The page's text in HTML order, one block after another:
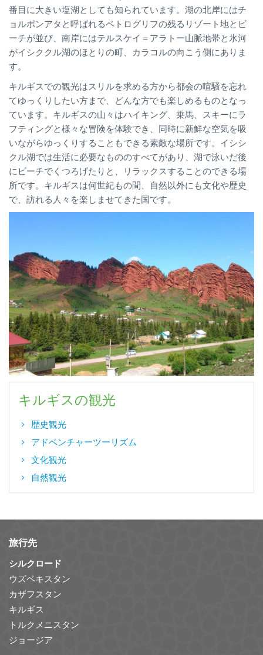
番目に大きい塩湖としても知られています。湖の北岸にはチ
ョルポンアタと呼ばれるペトログリフの残るリゾート地とビ
ーチが並び、南岸にはテルスケイ＝アラトー山脈地帯と氷河
がイシククル湖のほとりの町、カラコルの向こう側にありま
す。
キルギスでの観光はスリルを求める方から都会の喧騒を忘れ
てゆっくりしたい方まで、どんな方でも楽しめるものとなっ
ています。キルギスの山々はハイキング、乗馬、スキーにラ
フティングと様々な冒険を体験でき、同時に新鮮な空気を吸
いながらゆっくりすることもできる素敵な場所です。イシシ
クル湖では生活に必要なもののすべてがあり、湖で泳いだ後
にビーチでくつろげたりと、リラックスすることのできる場
所です。キルギスは何世紀もの間、自然以外にも文化や歴史
で、訪れる人々を楽しませてきた国です。
キルギスの観光
歴史観光
アドベンチャーツーリズム
文化観光
自然観光
旅行先
シルクロード
ウズベキスタン
カザフスタン
キルギス
トルクメニスタン
ジョージア